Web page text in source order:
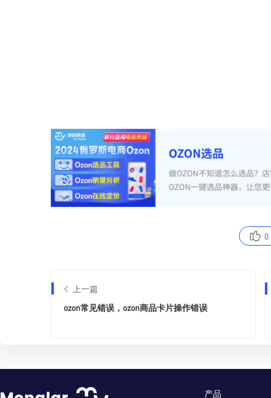
0
上一篇
ozon常见错误，ozon商品卡片操作错误
产品